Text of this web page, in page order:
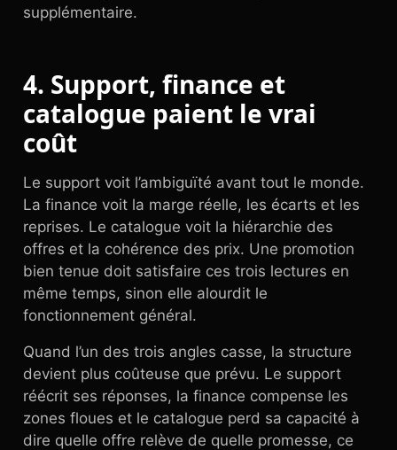
supplémentaire.
4. Support, finance et
catalogue paient le vrai
coût
Le support voit l’ambiguïté avant tout le monde.
La finance voit la marge réelle, les écarts et les
reprises. Le catalogue voit la hiérarchie des
offres et la cohérence des prix. Une promotion
bien tenue doit satisfaire ces trois lectures en
même temps, sinon elle alourdit le
fonctionnement général.
Quand l’un des trois angles casse, la structure
devient plus coûteuse que prévu. Le support
réécrit ses réponses, la finance compense les
zones floues et le catalogue perd sa capacité à
dire quelle offre relève de quelle promesse, ce